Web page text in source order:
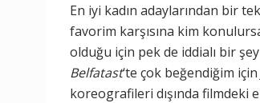
En iyi kadın adaylarından bir tek
favorim karşısına kim
olduğu için pek de iddialı bir
Belfatast‘te çok beğendiğim için
koreografileri dışında filmdeki